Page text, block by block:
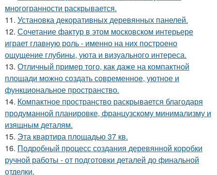
многогранности раскрывается.
11. Установка декоративных деревянных панелей.
12. Сочетание фактур в этом московском интерьере
играет главную роль - именно на них построено
ощущение глубины, уюта и визуального интереса.
13. Отличный пример того, как даже на компактной
площади можно создать современное, уютное и
функциональное пространство.
14. Компактное пространство раскрывается благодаря
продуманной планировке, французскому минимализму и
изящным деталям.
15. Эта квартира площадью 37 кв.
16. Подробный процесс создания деревянной коробки
ручной работы - от подготовки деталей до финальной
отделки.